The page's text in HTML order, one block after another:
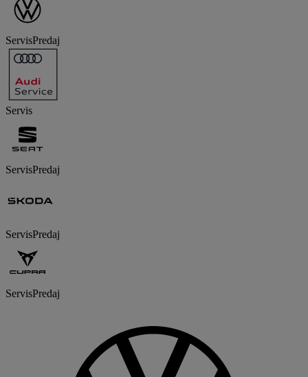
ServisPredaj
Servis
ServisPredaj
ServisPredaj
ServisPredaj